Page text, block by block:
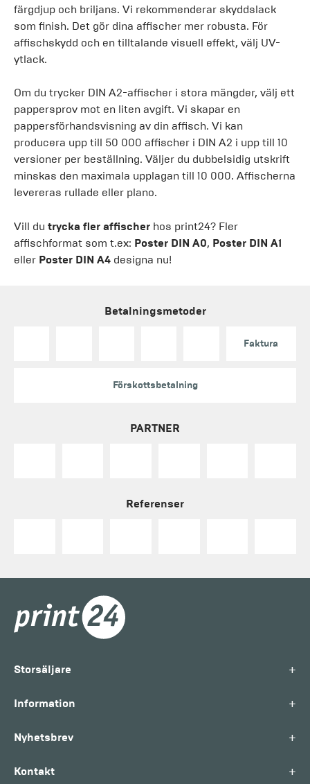
färgdjup och briljans. Vi rekommenderar skyddslack
som finish. Det gör dina affischer mer robusta. För
affischskydd och en tilltalande visuell effekt, välj UV-
ytlack.
Om du trycker DIN A2-affischer i stora mängder, välj ett
pappersprov mot en liten avgift. Vi skapar en
pappersförhandsvisning av din affisch. Vi kan
producera upp till 50 000 affischer i DIN A2 i upp till 10
versioner per beställning. Väljer du dubbelsidig utskrift
minskas den maximala upplagan till 10 000. Affischerna
levereras rullade eller plano.
Vill du trycka fler affischer hos print24? Fler
affischformat som t.ex: Poster DIN A0, Poster DIN A1
eller Poster DIN A4 designa nu!
Betalningsmetoder
Faktura
Förskottsbetalning
PARTNER
Referenser
Storsäljare +
Information +
Nyhetsbrev +
Kontakt +